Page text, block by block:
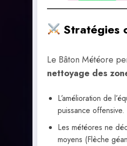
Stratégies
Le Bâton Météore
nettoyage des
L’amélioration de
puissance offensive.
Les météores ne
moyens (Flèche